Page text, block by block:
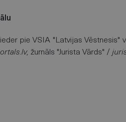
pie VSIA "Latvijas
žurnāls "Jurista Vārds" /